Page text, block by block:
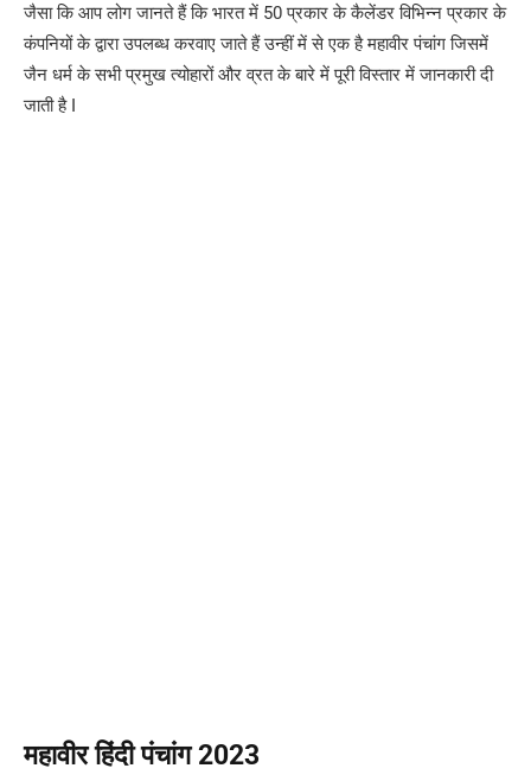
जैसा कि आप लोग जानते हैं कि भारत में 50 प्रकार के कैलेंडर विभिन्न प्रकार के
कंपनियों के द्वारा उपलब्ध करवाए जाते हैं उन्हीं में से एक है महावीर पंचांग जिसमें
जैन धर्म के सभी प्रमुख त्योहारों और व्रत के बारे में पूरी विस्तार में जानकारी दी
जाती है I
महावीर हिंदी पंचांग 2023